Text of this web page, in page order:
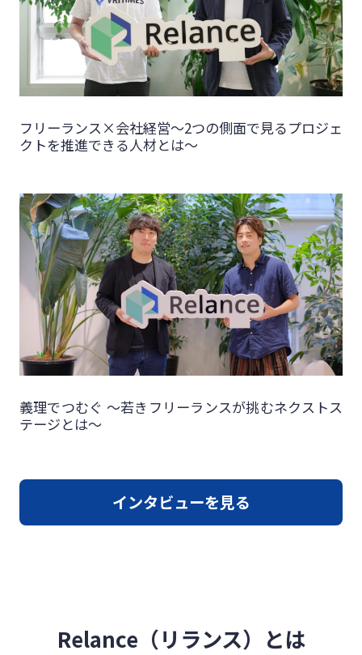
フリーランス×会社経営～2つの側面で見るプロジェ
クトを推進できる人材とは～
義理でつむぐ 〜若きフリーランスが挑むネクストス
テージとは〜
インタビューを見る
Relance（リランス）とは